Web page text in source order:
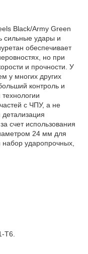
Black/Army Green
сильные удары и
обеспечивает
но при
и прочности. У
у многих других
контроль и
с ЧПУ, а не
счет использования
24 мм для
ударопрочных,
T6.